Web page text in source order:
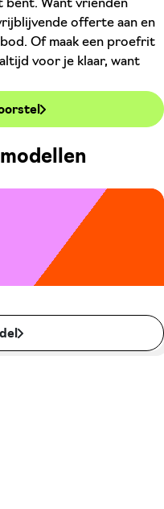
bent. Want vrienden
offerte aan en
Of maak een proefrit
voor je klaar, want